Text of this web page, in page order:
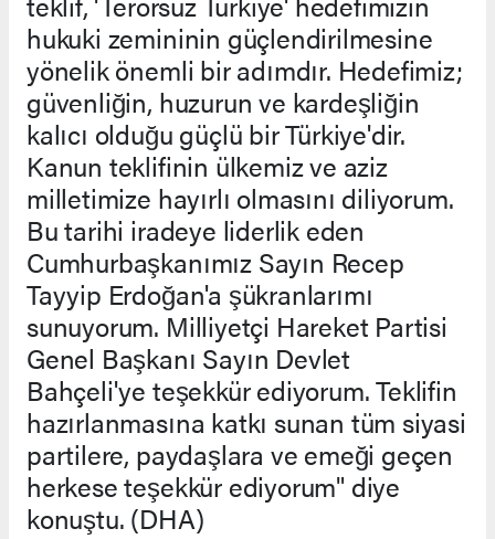
hukuki zemininin güçlendirilmesine
yönelik önemli bir adımdır. Hedefimiz;
güvenliğin, huzurun ve kardeşliğin
kalıcı olduğu güçlü bir Türkiye'dir.
Kanun teklifinin ülkemiz ve aziz
milletimize hayırlı olmasını diliyorum.
Bu tarihi iradeye liderlik eden
Cumhurbaşkanımız Sayın Recep
Tayyip Erdoğan'a şükranlarımı
sunuyorum. Milliyetçi Hareket Partisi
Genel Başkanı Sayın Devlet
Bahçeli'ye teşekkür ediyorum. Teklifin
hazırlanmasına katkı sunan tüm siyasi
partilere, paydaşlara ve emeği geçen
herkese teşekkür ediyorum" diye
konuştu. (DHA)